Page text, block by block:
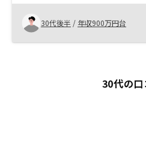
・物件購入後にアプリで細か
受けられるので安心・7月末に
月から管理費用やサービス内容
更があり、マンション管理を
30代後半 / 年収900万円台
30代の